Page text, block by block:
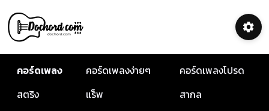
คอร์ดเพลง คอร์ดเพลงง่ายๆ
คอร์ดเพลงโปรด
สตริง
แร็พ
สากล